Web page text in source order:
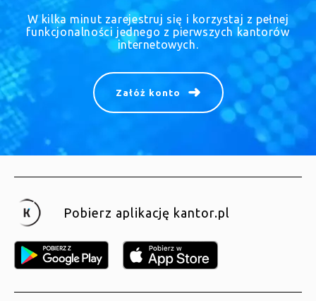
W kilka minut zarejestruj się i korzystaj z pełnej
funkcjonalności jednego z pierwszych kantorów
internetowych.
Załóż konto
Pobierz aplikację kantor.pl